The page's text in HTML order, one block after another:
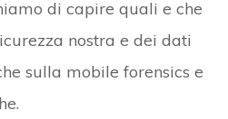
di capire quali e che
nostra e dei dati
sulla mobile forensics e